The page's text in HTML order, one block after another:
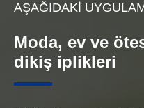
AŞAĞIDAKI
Moda, ev ve
dikiş iplikleri